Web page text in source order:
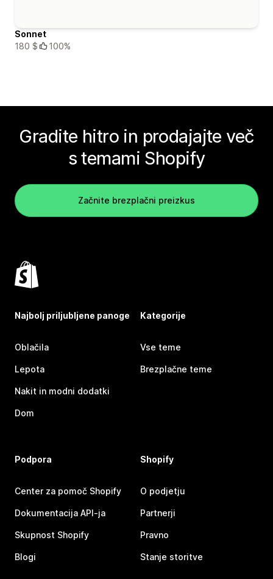
Sonnet
180 $
100%
Gradite hitro in prodajajte več
s temami Shopify
Začnite brezplačni preizkus
Najbolj priljubljene panoge
Oblačila
Lepota
Nakit in modni dodatki
Dom
Kategorije
Vse teme
Brezplačne teme
Podpora
Center za pomoč Shopify
Dokumentacija API-ja
Skupnost Shopify
Blogi
Shopify
O podjetju
Partnerji
Pravno
Stanje storitve